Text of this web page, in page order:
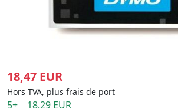
18,47 EUR
Hors TVA, plus frais de port
5+ 18.29 EUR